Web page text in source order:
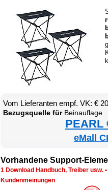
Vom Lie­fe­ran­ten empf. VK: €
Be­zugs­quel­le fürBein­auf­la­ge
PEARL
eMall
Vor­han­de­ne Sup­port-
1 Down­load Hand­buch, Trei­ber usw. •
Kun­den­mei­nun­gen